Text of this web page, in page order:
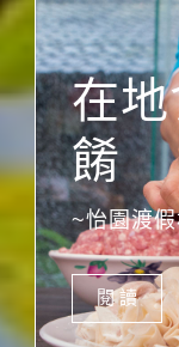
在
餚
~怡園渡
閱 讀